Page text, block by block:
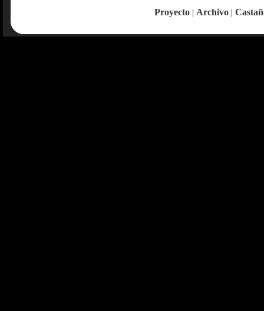
Proyecto | Archivo |